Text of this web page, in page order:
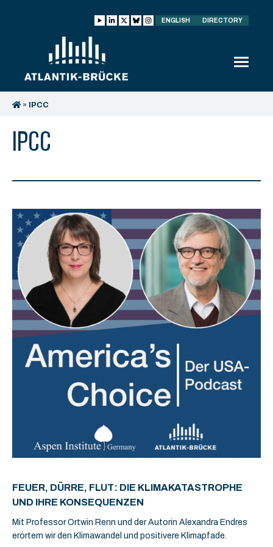
ENGLISH DIRECTORY
» IPCC
IPCC
FEUER, DÜRRE, FLUT: DIE KLIMAKATASTROPHE
UND IHRE KONSEQUENZEN
Mit Professor Ortwin Renn und der Autorin Alexandra Endres
erörtern wir den Klimawandel und positivere Klimapfade.